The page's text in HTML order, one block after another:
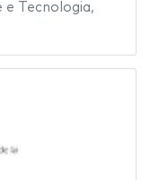
Tecnologia,